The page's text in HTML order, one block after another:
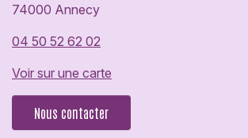
74000 Annecy
04 50 52 62 02
Voir sur une carte
Nous contacter